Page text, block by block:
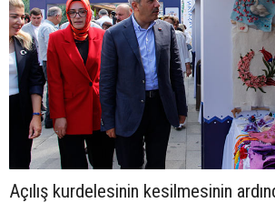
Açılış kurdelesinin kesilmesinin